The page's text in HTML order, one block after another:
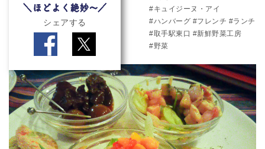
シェアする
キュイジーヌ・アイ
ハンバーグ
フレンチ
ランチ
取手駅東口
新鮮野菜工房
野菜